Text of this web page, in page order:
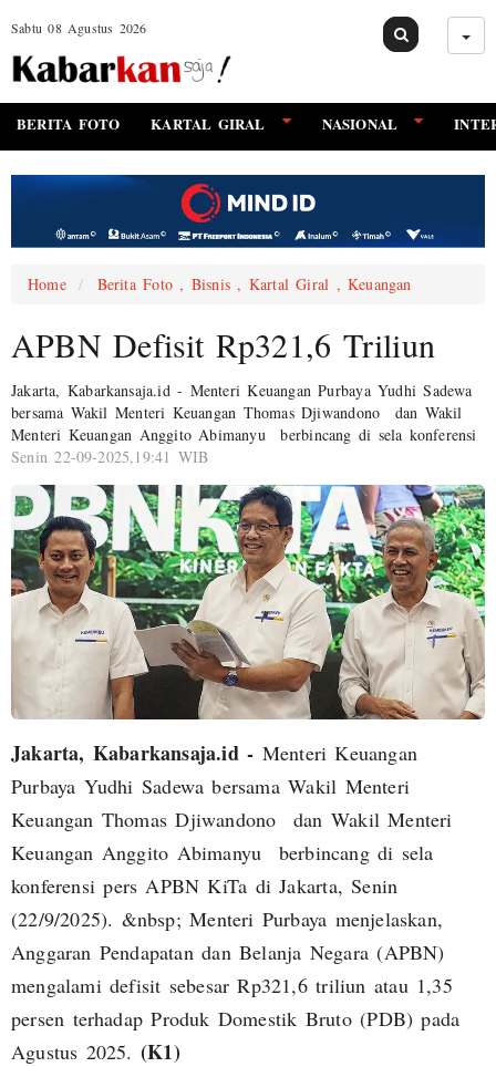
Sabtu 08 Agustus 2026
BERITA FOTO KARTAL GIRAL NASIONAL
Home Berita Foto , Bisnis , Kartal Giral , Keuangan
APBN Defisit Rp321,6 Triliun
Jakarta, Kabarkansaja.id - Menteri Keuangan Purbaya Yudhi Sadewa
bersama Wakil Menteri Keuangan Thomas Djiwandono dan Wakil
Menteri Keuangan Anggito Abimanyu berbincang di sela konferensi
Senin 22-09-2025,19:41 WIB
Jakarta, Kabarkansaja.id - Menteri Keuangan
Purbaya Yudhi Sadewa bersama Wakil Menteri
Keuangan Thomas Djiwandono dan Wakil Menteri
Keuangan Anggito Abimanyu berbincang di sela
konferensi pers APBN KiTa di Jakarta, Senin
(22/9/2025). &nbsp; Menteri Purbaya menjelaskan,
Anggaran Pendapatan dan Belanja Negara (APBN)
mengalami defisit sebesar Rp321,6 triliun atau 1,35
persen terhadap Produk Domestik Bruto (PDB) pada
Agustus 2025. (K1)